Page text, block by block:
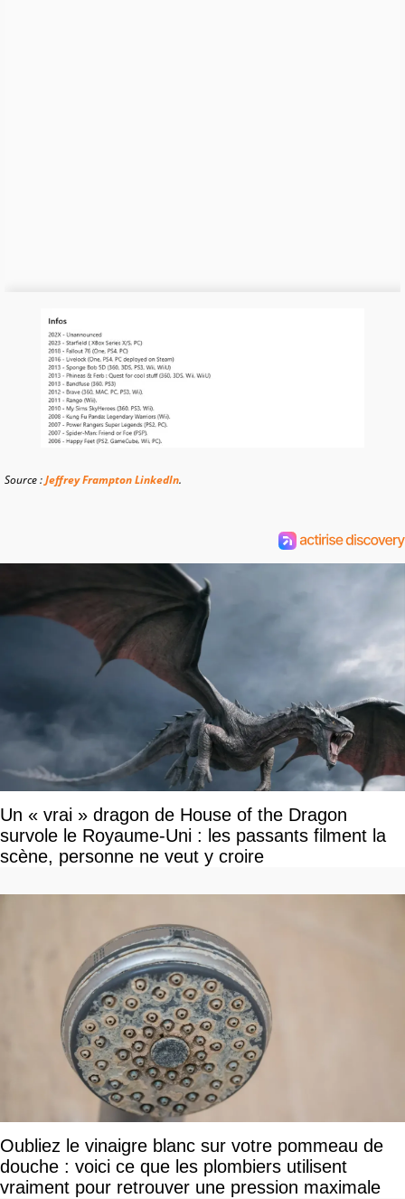
Source :Jeffrey Frampton LinkedIn.
Un « vrai » dragon de House of the Dragon
survole le Royaume-Uni : les passants filment la
scène, personne ne veut y croire
Oubliez le vinaigre blanc sur votre pommeau de
douche : voici ce que les plombiers utilisent
vraiment pour retrouver une pression maximale